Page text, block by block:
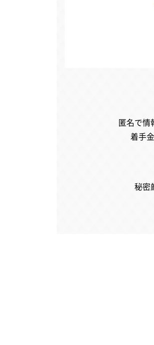
匿名で情
着手
秘密